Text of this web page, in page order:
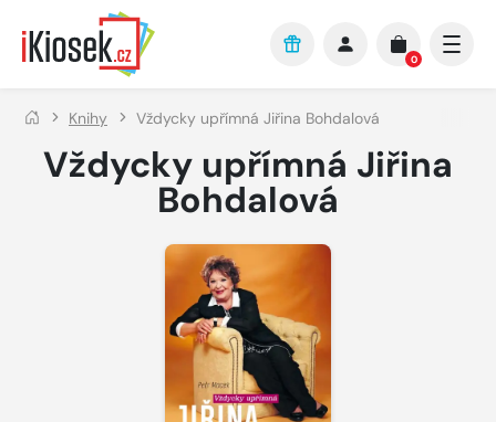
Přejít na hlavní obsah
0
Knihy Vždycky upřímná Jiřina Bohdalová
Vždycky upřímná Jiřina
Bohdalová